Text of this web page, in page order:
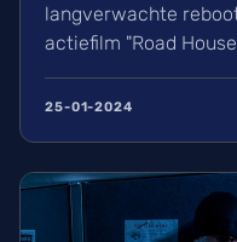
langverwachte
actiefilm "Road
minder dan Jake
zich. In ...
25-01-2024